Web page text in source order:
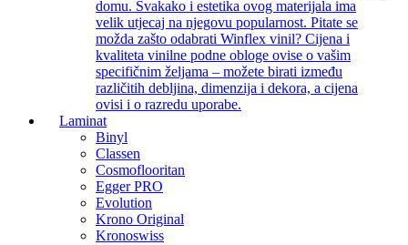
domu. Svakako i estetika ovog materijala ima
velik utjecaj na njegovu popularnost. Pitate se
možda zašto odabrati Winflex vinil? Cijena i
kvaliteta vinilne podne obloge ovise o vašim
specifičnim željama – možete birati između
različitih debljina, dimenzija i dekora, a cijena
ovisi i o razredu uporabe.
Laminat
Binyl
Classen
Cosmoflooritan
Egger PRO
Evolution
Krono Original
Kronoswiss